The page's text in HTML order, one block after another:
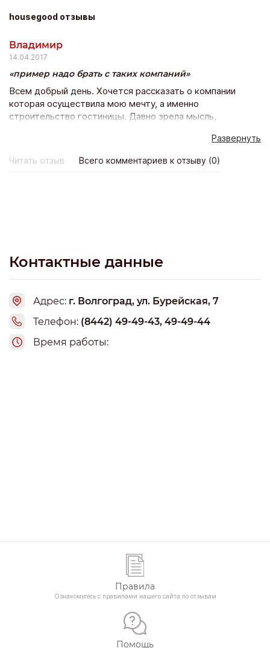
мелочей. Сделали ремонт качественно, в принципе
работы не хамили, вели себя адекватно, учли мои
пожелания.
housegood отзывы
Владимир
14.04.2017
пример надо брать с таких компаний
Всем добрый день. Хочется рассказать о компании
которая осуществила мою мечту, а именно
строительство гостиницы. Давно зрела мысль,
заниматься на пенсии. Выбор пал на Крым, тем более
там проживают родственники, друзья, земля была
давно в собственности, порядка 100 м от моря.
стадии строительства, я посмотрел, поговорил с
строителями, результатом остался доволен! Хочу
сделать примечание, я строю отель из сип панелей, но
панели цсп в первую очередь были интересны, так как в
разы дешевле отделка и не горят, не выделяют разных
фенолов и так далее. В итоге заказал строительство,
звонят, интересуются, все ли хорошо. Рекомендую
Развернуть
Читать отзыв Всего комментариев к отзыву (0)
Контактные данные
Адрес: г. Волгоград, ул. Бурейская, 7
Телефон: (8442) 49-49-43, 49-49-44
Время работы:
Правила
Ознакомьтесь с правилами нашего сайта по отзывам
Помощь